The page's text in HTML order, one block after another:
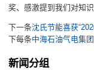
奖、感激提到我们对知
下一条沈氏节能喜获
下每条
新闻分组